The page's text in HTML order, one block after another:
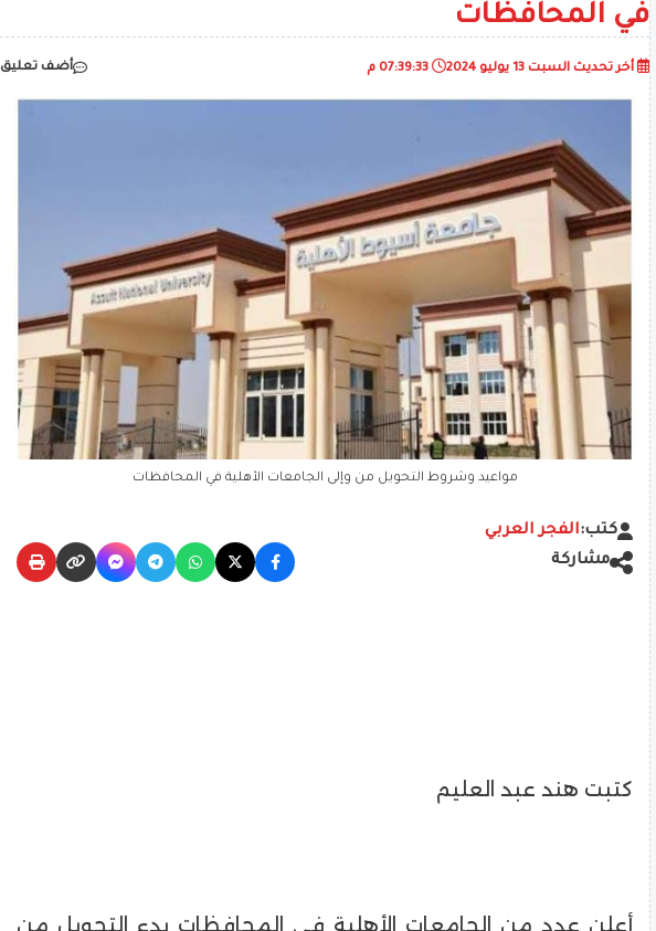
في المحافظات
أخر تحديث السبت 13 يوليو 2024 أضف تعليق
مواعيد وشروط التحويل من وإلى الجامعات الأهلية في المحافظات
كتب:الفجر العربي
مشاركة
كتبت هند عبد العليم
أعلن عدد من الجامعات الأهلية في المحافظات بدء التحويل من